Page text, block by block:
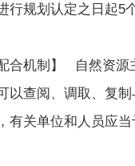
行规划认定之日起5
合机制】 自然资源
以查阅、调取、复
有关单位和人员应当